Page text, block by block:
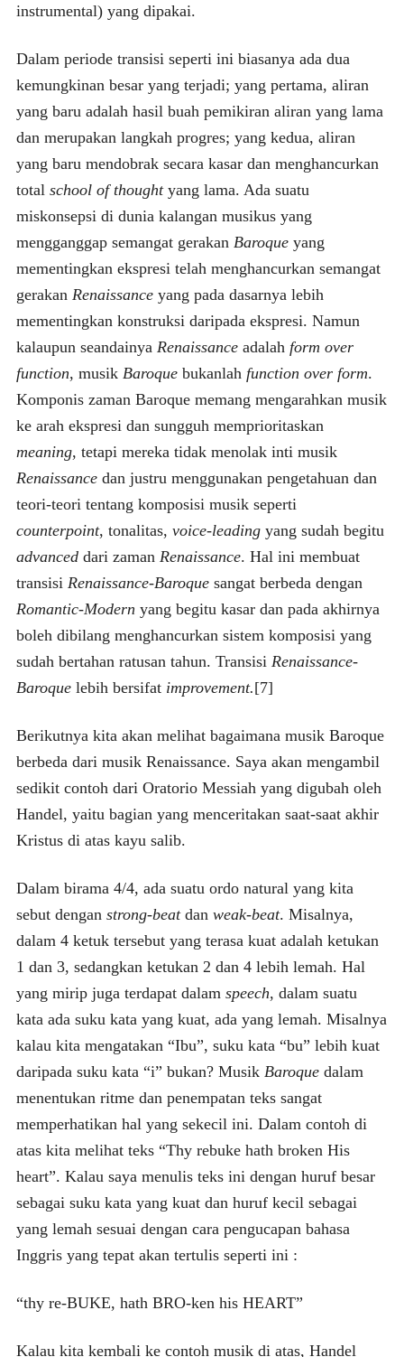
instrumental) yang dipakai.
Dalam periode transisi seperti ini biasanya ada dua
kemungkinan besar yang terjadi; yang pertama, aliran
yang baru adalah hasil buah pemikiran aliran yang lama
dan merupakan langkah progres; yang kedua, aliran
yang baru mendobrak secara kasar dan menghancurkan
total school of thoughtyang lama. Ada suatu
miskonsepsi di dunia kalangan musikus yang
mengganggap semangat gerakan Baroqueyang
mementingkan ekspresi telah menghancurkan semangat
gerakan Renaissanceyang pada dasarnya lebih
mementingkan konstruksi daripada ekspresi. Namun
kalaupun seandainya Renaissanceadalah form over
function, musik Baroquebukanlah function over form.
Komponis zaman Baroque memang mengarahkan musik
ke arah ekspresi dan sungguh memprioritaskan
meaning, tetapi mereka tidak menolak inti musik
Renaissancedan justru menggunakan pengetahuan dan
teori-teori tentang komposisi musik seperti
counterpoint, tonalitas, voice-leadingyang sudah begitu
advanceddari zaman Renaissance. Hal ini membuat
transisi Renaissance-Baroquesangat berbeda dengan
Romantic-Modern yang begitu kasar dan pada akhirnya
boleh dibilang menghancurkan sistem komposisi yang
sudah bertahan ratusan tahun. Transisi Renaissance-
Baroquelebih bersifat improvement.[7]
Berikutnya kita akan melihat bagaimana musik Baroque
berbeda dari musik Renaissance. Saya akan mengambil
sedikit contoh dari Oratorio Messiah yang digubah oleh
Handel, yaitu bagian yang menceritakan saat-saat akhir
Kristus di atas kayu salib.
Dalam birama 4/4, ada suatu ordo natural yang kita
sebut dengan strong-beat dan weak-beat. Misalnya,
dalam 4 ketuk tersebut yang terasa kuat adalah ketukan
1 dan 3, sedangkan ketukan 2 dan 4 lebih lemah. Hal
yang mirip juga terdapat dalam speech, dalam suatu
kata ada suku kata yang kuat, ada yang lemah. Misalnya
kalau kita mengatakan “Ibu”, suku kata “bu” lebih kuat
daripada suku kata “i” bukan? Musik Baroquedalam
menentukan ritme dan penempatan teks sangat
memperhatikan hal yang sekecil ini. Dalam contoh di
atas kita melihat teks “Thy rebuke hath broken His
heart”. Kalau saya menulis teks ini dengan huruf besar
sebagai suku kata yang kuat dan huruf kecil sebagai
yang lemah sesuai dengan cara pengucapan bahasa
Inggris yang tepat akan tertulis seperti ini :
“thy re-BUKE, hath BRO-ken his HEART”
Kalau kita kembali ke contoh musik di atas, Handel